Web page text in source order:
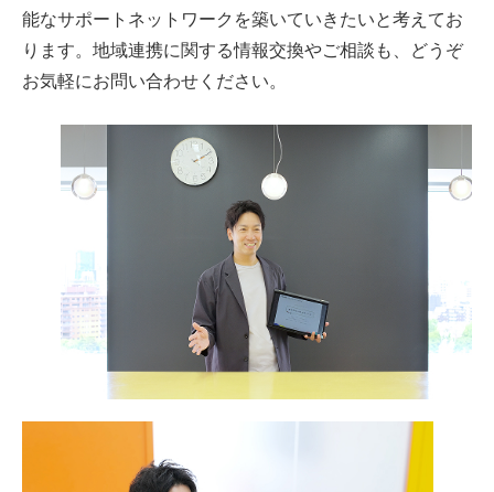
能なサポートネットワークを築いていきたいと考えてお
ります。地域連携に関する情報交換やご相談も、どうぞ
お気軽にお問い合わせください。